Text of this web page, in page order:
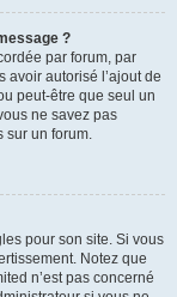
?
par forum, par
avoir autorisé l’ajout de
peut-être que seul un
ne savez pas
sur un forum.
pour son site. Si vous
Notez que
n’est pas concerné